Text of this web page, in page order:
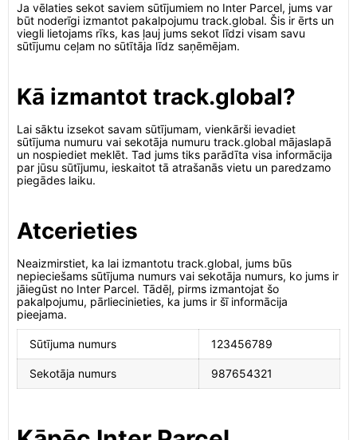
Ja vēlaties sekot saviem sūtījumiem no Inter Parcel, jums var
būt noderīgi izmantot pakalpojumu track.global. Šis ir ērts un
viegli lietojams rīks, kas ļauj jums sekot līdzi visam savu
sūtījumu ceļam no sūtītāja līdz saņēmējam.
Kā izmantot track.global?
Lai sāktu izsekot savam sūtījumam, vienkārši ievadiet
sūtījuma numuru vai sekotāja numuru track.global mājaslapā
un nospiediet meklēt. Tad jums tiks parādīta visa informācija
par jūsu sūtījumu, ieskaitot tā atrašanās vietu un paredzamo
piegādes laiku.
Atcerieties
Neaizmirstiet, ka lai izmantotu track.global, jums būs
nepieciešams sūtījuma numurs vai sekotāja numurs, ko jums ir
jāiegūst no Inter Parcel. Tādēļ, pirms izmantojat šo
pakalpojumu, pārliecinieties, ka jums ir šī informācija
pieejama.
Sūtījuma numurs 123456789
Sekotāja numurs 987654321